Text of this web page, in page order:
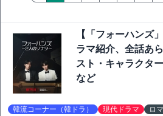
【「フォーハンズ
ラマ紹介、全話あ
スト・キャラクタ
など
韓流コーナー（韓ドラ） 現代ドラマ ロ